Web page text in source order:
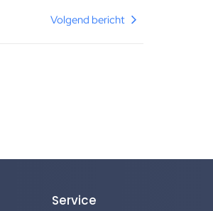
Volgend bericht
Service